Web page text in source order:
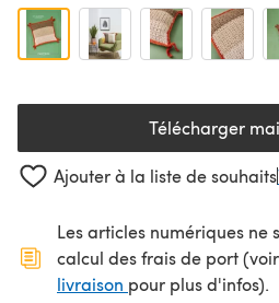
Télécharger
Ajouter à la liste de souhaits
Les articles numériques ne
calcul des frais de port
livraison (s'ouvre dans un
pour plus d'infos).